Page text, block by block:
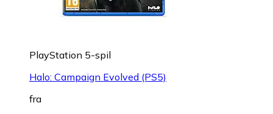
PlayStation 5-spil
Halo: Campaign Evolved (PS5)
fra